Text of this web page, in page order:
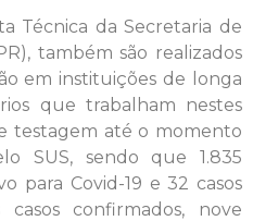
Técnica da Secretaria de
também são realizados
em instituições de longa
que trabalham nestes
testagem até o momento
SUS, sendo que 1.835
para Covid-19 e 32 casos
confirmados, nove